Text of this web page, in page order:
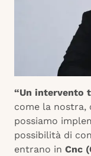
“Un intervento
come la nostra,
possiamo
possibilità di
entrano in Cnc